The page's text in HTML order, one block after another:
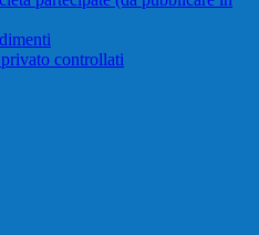
controllati